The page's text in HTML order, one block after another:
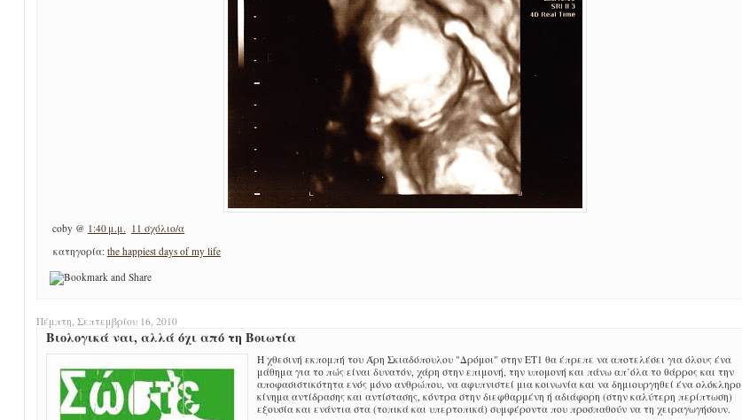
coby @ 1:40 μ.μ. 11 σχόλιο/α
κατηγορία: the happiest days of my life
Πέμπτη, Σεπτεμβρίου 16, 2010
Βιολογικά ναι, αλλά όχι από τη Βοιωτία
Η χθεσινή εκπομπή του Άρη Σκιαδόπουλου "Δρόμοι" στην ΕΤ1 θα έπρεπε να αποτελέσει για όλους ένα
μάθημα για το πώς είναι δυνατόν, χάρη στην επιμονή, την υπομονή και πάνω απ΄όλα το θάρρος και την
αποφασιστικότητα ενός μόνο ανθρώπου, να αφυπνιστεί μια κοινωνία και να δημιουργηθεί ένα ολόκληρο
κίνημα αντίδρασης και αντίστασης, κόντρα στην διεφθαρμένη ή αδιάφορη (στην καλύτερη περίπτωση)
εξουσία και ενάντια στα (τοπικά και υπερτοπικά) συμφέροντα που προσπαθούν να τη χειραγωγήσουν.